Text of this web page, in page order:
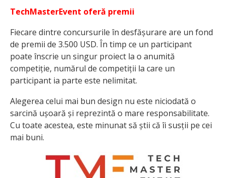
TechMasterEvent oferă premii
Fiecare dintre concursurile în desfășurare are un fond
de premii de 3.500 USD. În timp ce un participant
poate înscrie un singur proiect la o anumită
competiție, numărul de competiții la care un
participant ia parte este nelimitat.
Alegerea celui mai bun design nu este niciodată o
sarcină ușoară și reprezintă o mare responsabilitate.
Cu toate acestea, este minunat să știi că îi susții pe cei
mai buni.